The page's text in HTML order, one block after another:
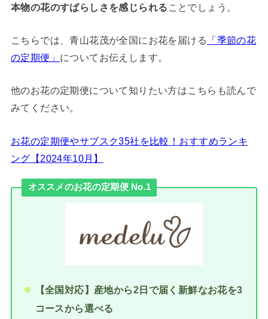
本物の花のすばらしさを感じられる ことでしょう。
こちらでは、青山花茂が全国にお花を届ける
「季節の花
の定期便」 についてお伝えします。
他のお花の定期便について知りたい方はこちらも読んで
みてください。
お花の定期便やサブスク35社を比較！おすすめランキ
ング【2024年10月】
オススメのお花の定期便 No.1
【全国対応】産地から2日で届く新鮮なお花を3
コースから選べる